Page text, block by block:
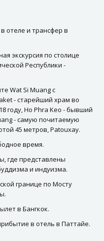
отеле и трансфер в
экскурсия по столице
Республики -
Wat Si Muang с
- старейший храм во
году, Ho Phra Keo - бывший
- самую почитаемую
45 метров, Patouxay.
время.
где представлены
и индуизма.
границе по Мосту
в Бангкок.
в отель в Паттайе.